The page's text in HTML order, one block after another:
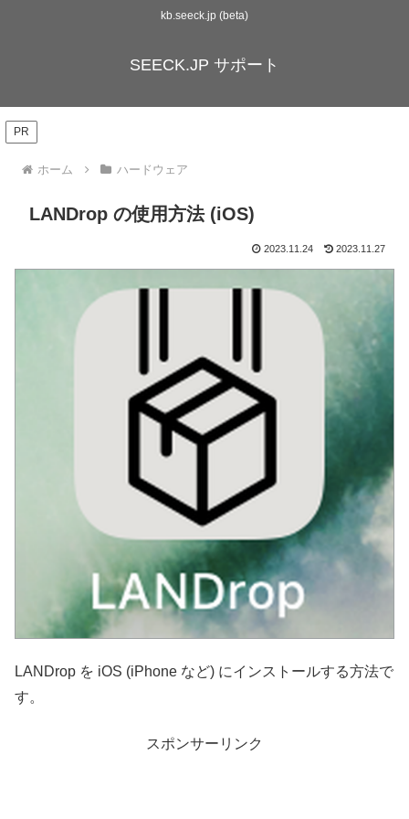
kb.seeck.jp (beta)
SEECK.JP サポート
PR
ホーム ハードウェア
LANDrop の使用方法 (iOS)
2023.11.24 2023.11.27
LANDrop を iOS (iPhone など) にインストールする方法で
す。
スポンサーリンク